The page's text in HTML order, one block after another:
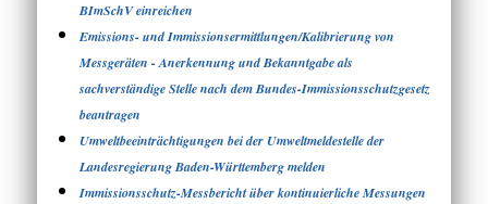
BImSchV einreichen
Emissions- und Immissionsermittlungen/Kalibrierung von
Messgeräten - Anerkennung und Bekanntgabe als
sachverständige Stelle nach dem Bundes-Immissionsschutzgesetz
beantragen
Umweltbeeinträchtigungen bei der Umweltmeldestelle der
Landesregierung Baden-Württemberg melden
Immissionsschutz-Messbericht über kontinuierliche Messungen